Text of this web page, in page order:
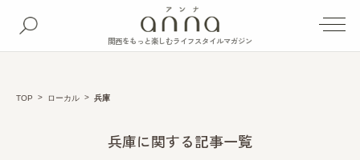
関西をもっと楽しむライフスタイルマガジン
TOP ローカル 兵庫
兵庫に関する記事一覧